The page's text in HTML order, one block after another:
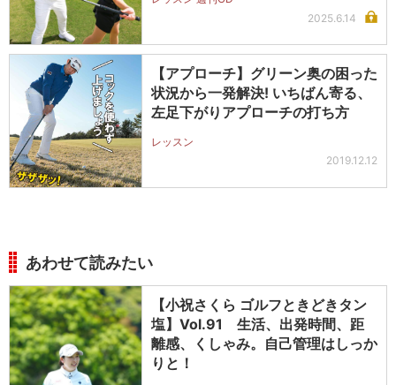
2025.6.14
【アプローチ】グリーン奥の困った
状況から一発解決! いちばん寄る、
左足下がりアプローチの打ち方
レッスン
2019.12.12
あわせて読みたい
【小祝さくら ゴルフときどきタン
塩】Vol.91 生活、出発時間、距
離感、くしゃみ。自己管理はしっか
りと！